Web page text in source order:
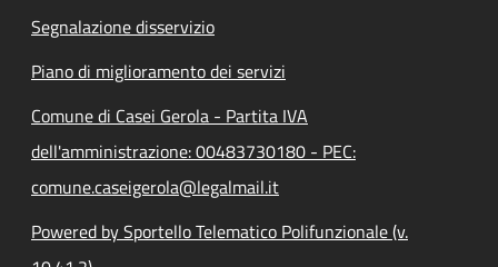
Segnalazione disservizio
Piano di miglioramento dei servizi
Comune di Casei Gerola - Partita IVA
dell'amministrazione: 00483730180 - PEC:
comune.caseigerola@legalmail.it
Powered by Sportello Telematico Polifunzionale (v.